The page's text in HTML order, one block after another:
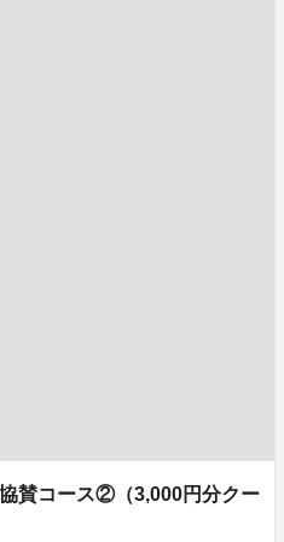
賛コース②（3,000円分クー